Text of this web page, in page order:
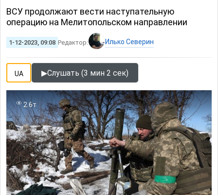
ВСУ продолжают вести наступательную
операцию на Мелитопольском направлении
1-12-2023, 09:08 Редактор: Илько Северин
UA ▶Слушать (3 мин 2 сек)
2.6т